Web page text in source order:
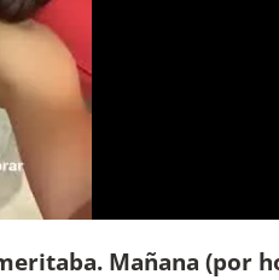
Mañana (por